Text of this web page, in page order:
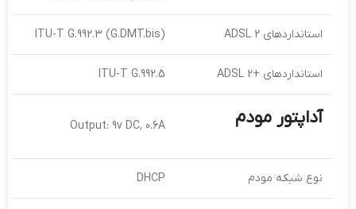
استانداردهای ADSL 2 (ITU-T G.992.3 (G.DMT.bis
استانداردهای +ADSL 2 ITU-T G.992.5
آداپتور مودم Output: 9v DC, 0.6A
نوع شبکه مودم DHCP